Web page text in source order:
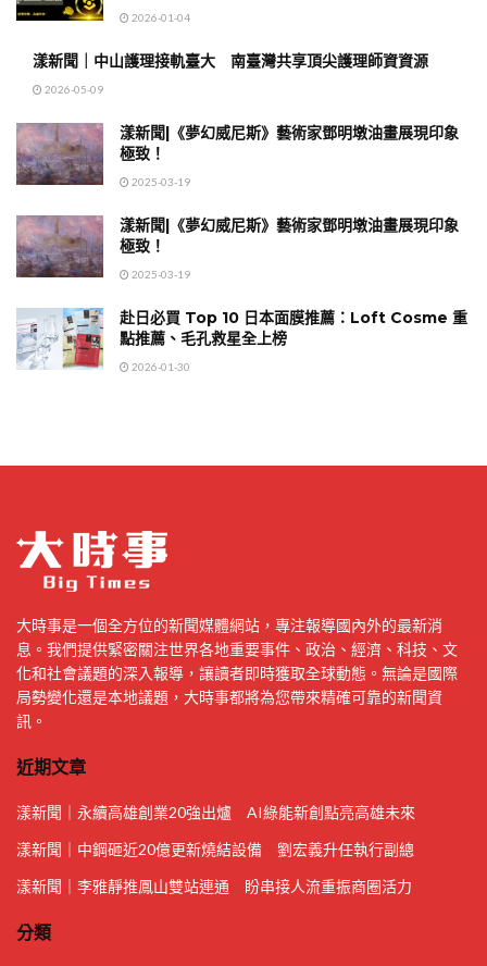
2026-01-04
漾新聞｜中山護理接軌臺大 南臺灣共享頂尖護理師資資源
2026-05-09
漾新聞|《夢幻威尼斯》藝術家鄧明墩油畫展現印象
極致！
2025-03-19
漾新聞|《夢幻威尼斯》藝術家鄧明墩油畫展現印象
極致！
2025-03-19
赴日必買 Top 10 日本面膜推薦：Loft Cosme 重
點推薦、毛孔救星全上榜
2026-01-30
大時事是一個全方位的新聞媒體網站，專注報導國內外的最新消
息。我們提供緊密關注世界各地重要事件、政治、經濟、科技、文
化和社會議題的深入報導，讓讀者即時獲取全球動態。無論是國際
局勢變化還是本地議題，大時事都將為您帶來精確可靠的新聞資
訊。
近期文章
漾新聞｜永續高雄創業20強出爐 AI綠能新創點亮高雄未來
漾新聞｜中鋼砸近20億更新燒結設備 劉宏義升任執行副總
漾新聞｜李雅靜推鳳山雙站連通 盼串接人流重振商圈活力
分類